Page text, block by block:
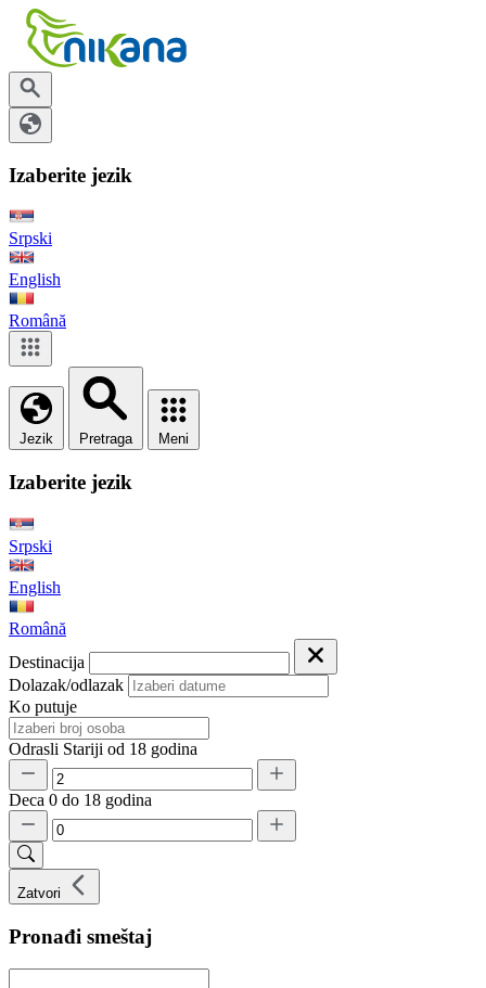
Izaberite jezik
Srpski
English
Română
Jezik Pretraga Meni
Izaberite jezik
Srpski
English
Română
Destinacija
Dolazak/odlazak
Ko putuje
Odrasli Stariji od 18 godina
Deca 0 do 18 godina
Zatvori
Pronađi smeštaj